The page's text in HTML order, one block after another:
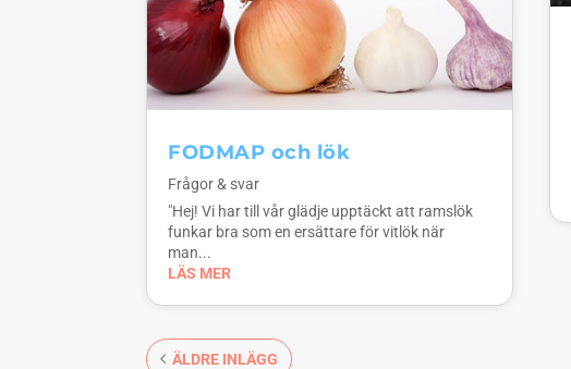
FODMAP och lök
Frågor & svar
"Hej! Vi har till vår glädje upptäckt att ramslök
funkar bra som en ersättare för vitlök när
man...
LÄS MER
ÄLDRE INLÄGG